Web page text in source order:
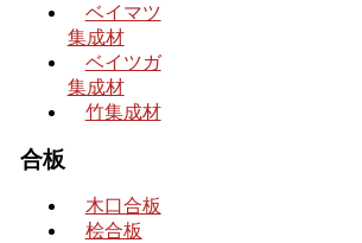
ベイマツ
集成材
ベイツガ
集成材
竹集成材
合板
木口合板
桧合板